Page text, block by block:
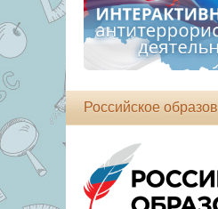
Российское образов